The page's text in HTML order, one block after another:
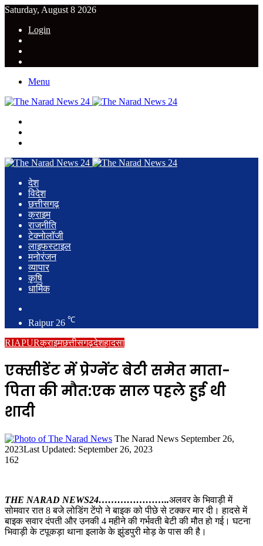
Saturday, August 8 2026
Login
Menu
देश
विदेश
छत्तीसगढ़
क्राइम
राजनीति
टेक्नोलॉजी
लाइफस्टाइल
मनोरंजन
व्यापार
कृषि
धार्मिक
for
Raipur 26 ℃
RIAPURक्राइमछत्तीसगढ़देशहादसा
एक्सीडेंट में प्रेग्नेंट बेटी समेत माता-
पिता की मौत:एक साल पहले हुई थी
शादी
The Narad News Send
September 26,
2023Last Updated: September 26, 2023
162
THE NARAD NEWS24…………………..अलवर के भिवाड़ी में
सोमवार रात 8 बजे लोडिंग टेंपो ने बाइक को पीछे से टक्कर मार दी। हादसे में
बाइक सवार दंपती और उनकी 4 महीने की गर्भवती बेटी की मौत हो गई। घटना
भिवाड़ी के टपूकड़ा थाना इलाके के झुंडपुरी मोड़ के पास की है।